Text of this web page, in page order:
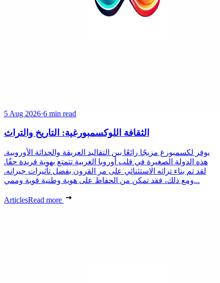
5 Aug 2026·6 min read
الثقافة اللوكسمبورغية: التاريخ والتراث
يوفر لكسمبورغ مزيجًا رائعًا بين التقاليد العريقة والحداثة الأوروبية.
هذه الدولة الصغيرة في قلب أوروبا الغربية تتمتع بهوية فريدة حقًا.
لقد تم بناء تراثه الاستثنائي على مر القرون بفضل تأثيرات جيرانه.
ومع ذلك، فقد تمكن من الحفاظ على هوية وطنية قوية وممي...
ArticlesRead more